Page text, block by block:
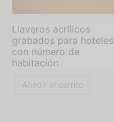
Llaveros acrílicos
grabados para hoteles
con número de
habitación
Añadir al carrito